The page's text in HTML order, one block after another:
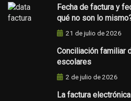
Fecha de factura y
qué no son lo
21 de julio de 2026
Conciliación familiar
escolares
2 de julio de 2026
La factura